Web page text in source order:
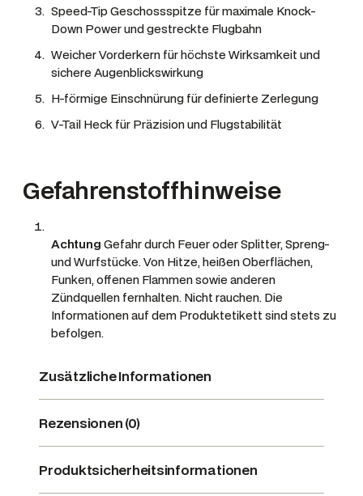
Speed-Tip Geschossspitze für maximale Knock-
Down Power und gestreckte Flugbahn
Weicher Vorderkern für höchste Wirksamkeit und
sichere Augenblickswirkung
H-förmige Einschnürung für definierte Zerlegung
V-Tail Heck für Präzision und Flugstabilität
Gefahrenstoffhinweise
Achtung Gefahr durch Feuer oder Splitter, Spreng-
und Wurfstücke. Von Hitze, heißen Oberflächen,
Funken, offenen Flammen sowie anderen
Zündquellen fernhalten. Nicht rauchen. Die
Informationen auf dem Produktetikett sind stets zu
befolgen.
Zusätzliche Informationen
Rezensionen (0)
Produktsicherheitsinformationen